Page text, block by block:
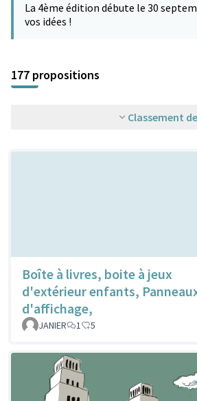
−
La 4ème édition débute le 30
vos idées !
177 propositions
Classement
Boîte à livres, boite à jeux
d'extérieur enfants,
d'affichage,
JANIER 1 5